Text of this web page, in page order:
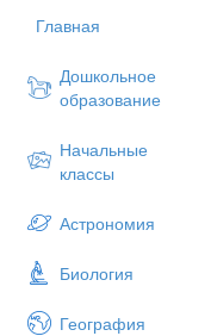
Главная
Дошкольное
образование
Начальные
классы
Астрономия
Биология
География